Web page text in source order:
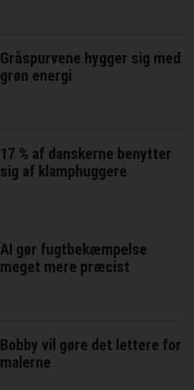
Gråspurvene hygger sig med
grøn energi
17 % af danskerne benytter
sig af klamphuggere
AI gør fugtbekæmpelse
meget mere præcist
Bobby vil gøre det lettere for
malerne